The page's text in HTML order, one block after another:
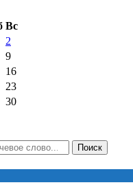
Вс
2
9
16
23
30
Поиск